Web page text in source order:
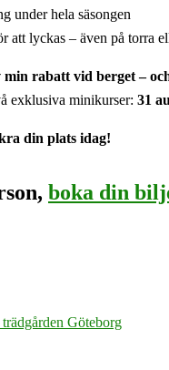
under hela säsongen
att lyckas – även på torra
min rabatt vid berget –
exklusiva minikurser: 31
din plats idag!
boka din